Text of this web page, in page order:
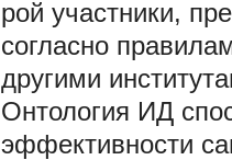
рой участники,
согласно
другими
Онтология ИД
эффективности